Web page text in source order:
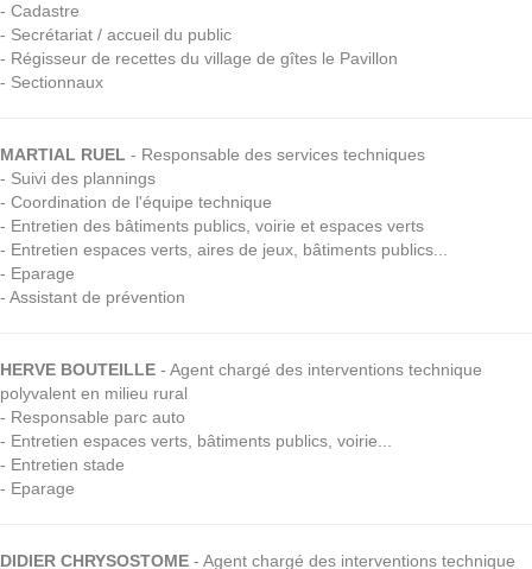
- Cadastre
- Secrétariat / accueil du public
- Régisseur de recettes du village de gîtes le Pavillon
- Sectionnaux
MARTIAL RUEL - Responsable des services techniques
- Suivi des plannings
- Coordination de l'équipe technique
- Entretien des bâtiments publics, voirie et espaces verts
- Entretien espaces verts, aires de jeux, bâtiments publics...
- Eparage
- Assistant de prévention
HERVE BOUTEILLE - Agent chargé des interventions technique
polyvalent en milieu rural
- Responsable parc auto
- Entretien espaces verts, bâtiments publics, voirie...
- Entretien stade
- Eparage
DIDIER CHRYSOSTOME - Agent chargé des interventions technique